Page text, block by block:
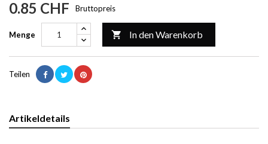
0.85 CHF Bruttopreis
Menge  In den Warenkorb
Teilen
Artikeldetails